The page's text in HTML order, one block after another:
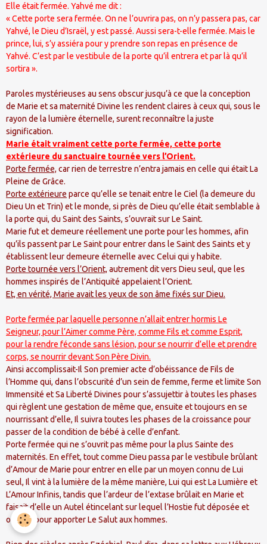
Elle était fermée. Yahvé me dit :
« Cette porte sera fermée. On ne l’ouvrira pas, on n’y passera pas, car
Yahvé, le Dieu d’Israël, y est passé. Aussi sera-t-elle fermée. Mais le
prince, lui, s’y assiéra pour y prendre son repas en présence de
Yahvé. C’est par le vestibule de la porte qu’il entrera et par là qu’il
sortira ».
Paroles mystérieuses au sens obscur jusqu’à ce que la conception
de Marie et sa maternité Divine les rendent claires à ceux qui, sous le
rayon de la lumière éternelle, surent reconnaître la juste
signification.
Marie était vraiment cette porte fermée, cette porte
extérieure du sanctuaire tournée vers l’Orient.
Porte fermée, car rien de terrestre n’entra jamais en celle qui était La
Pleine de Grâce.
Porte extérieure parce qu’elle se tenait entre le Ciel (la demeure du
Dieu Un et Trin) et le monde, si près de Dieu qu’elle était semblable à
la porte qui, du Saint des Saints, s’ouvrait sur Le Saint.
Marie fut et demeure réellement une porte pour les hommes, afin
qu’ils passent par Le Saint pour entrer dans le Saint des Saints et y
établissent leur demeure éternelle avec Celui qui y habite.
Porte tournée vers l’Orient, autrement dit vers Dieu seul, que les
hommes inspirés de l’Antiquité appelaient l’Orient.
Et, en vérité, Marie avait les yeux de son âme fixés sur Dieu.
Porte fermée par laquelle personne n’allait entrer hormis Le
Seigneur, pour l’Aimer comme Père, comme Fils et comme Esprit,
pour la rendre féconde sans lésion, pour se nourrir d’elle et prendre
corps, se nourrir devant Son Père Divin.
Ainsi accomplissait-Il Son premier acte d’obéissance de Fils de
l’Homme qui, dans l’obscurité d’un sein de femme, ferme et limite Son
Immensité et Sa Liberté Divines pour s’assujettir à toutes les phases
qui règlent une gestation de même que, ensuite et toujours en se
nourrissant d’elle, Il suivra toutes les phases de la croissance pour
passer de la condition de bébé à celle d’enfant.
Porte fermée qui ne s’ouvrit pas même pour la plus Sainte des
maternités. En effet, tout comme Dieu passa par le vestibule brûlant
d’Amour de Marie pour entrer en elle par un moyen connu de Lui
seul, Il vint à la lumière de la même manière, Lui qui est La Lumière et
L’Amour Infinis, tandis que l’ardeur de l’extase brûlait en Marie et
faisait d’elle un Autel étincelant sur lequel l’Hostie fut déposée et
offerte pour apporter Le Salut aux hommes.